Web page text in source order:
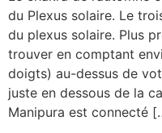
du Plexus solaire. Le
du plexus solaire. Plus
trouver en comptant
doigts) au-dessus de
juste en dessous de la
Manipura est connecté